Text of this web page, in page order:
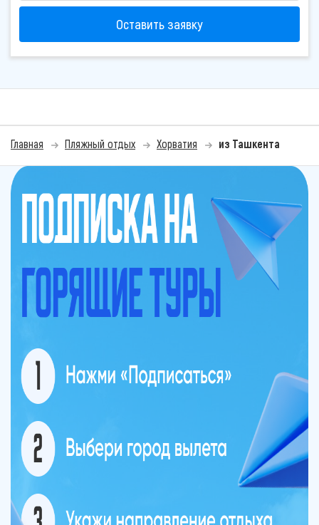
Оставить заявку
Главная Пляжный отдых Хорватия из Ташкента